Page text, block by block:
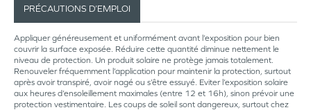
PRÉCAUTIONS D’EMPLOI
Appliquer généreusement et uniformément avant l’exposition pour bien
couvrir la surface exposée. Réduire cette quantité diminue nettement le
niveau de protection. Un produit solaire ne protège jamais totalement.
Renouveler fréquemment l’application pour maintenir la protection, surtout
après avoir transpiré, avoir nagé ou s’être essuyé. Eviter l’exposition solaire
aux heures d’ensoleillement maximales (entre 12 et 16h), sinon prévoir une
protection vestimentaire. Les coups de soleil sont dangereux, surtout chez